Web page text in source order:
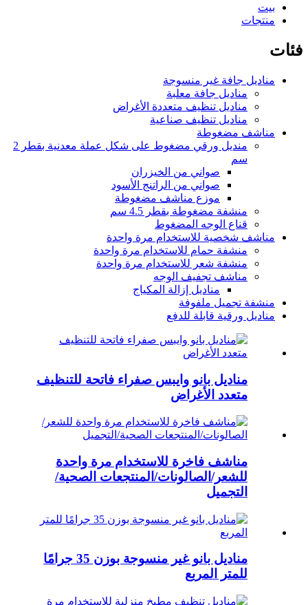
بيت
منتجات
فئات
مناديل جافة غير منسوجة
مناديل جافة معلبة
مناديل تنظيف متعددة الأغراض
مناديل تنظيف صناعية
مناشف مضغوطة
منديل ورقي مضغوط على شكل عملة معدنية بقطر 2
سم
صواني من الخيزران
صواني من الراتنج الأسود
موزع مناشف مضغوطة
منشفة مضغوطة بقطر 4.5 سم
قناع الوجه المضغوط
مناشف شخصية للاستخدام مرة واحدة
منشفة حمام للاستخدام مرة واحدة
منشفة شعر للاستخدام مرة واحدة
مناشف تجفيف الوجه
مناديل إزالة المكياج
منشفة تجميل ملفوفة
مناديل ورقية قابلة للدفع
مناديل بانو وايبس صفراء فاتحة للتنظيف
متعدد الأغراض
مناشف فاخرة للاستخدام مرة واحدة
للشعر/الصالونات/المنتجعات الصحية/
التجميل
مناديل بانو غير منسوجة بوزن 35 جرامًا
للمتر المربع